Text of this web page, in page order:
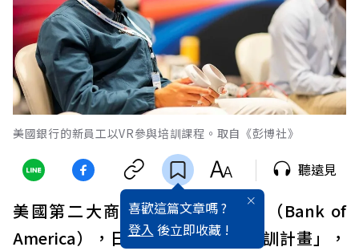
美國銀行的新員工以VR參與培訓課程。取自《彭博社》
喜歡這篇文章嗎 ?
登入 後立即收藏 !
聽遠見
美國第二大商業銀行的美國銀行（Bank of
America），日前推出「沉浸式培訓計畫」，